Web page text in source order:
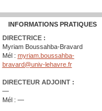
INFORMATIONS PRATIQUES
DIRECTRICE :
Myriam Boussahba-Bravard
Mél : myriam.boussahba-
bravard@univ-lehavre.fr
DIRECTEUR ADJOINT :
—
Mél : —